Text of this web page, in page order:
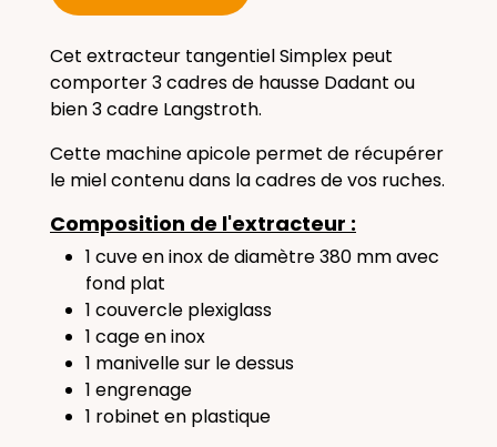
Cet extracteur tangentiel Simplex peut
comporter 3 cadres de hausse Dadant ou
bien 3 cadre Langstroth.
Cette machine apicole permet de récupérer
le miel contenu dans la cadres de vos ruches.
Composition de l'extracteur :
1 cuve en inox de diamètre 380 mm avec
fond plat
1 couvercle plexiglass
1 cage en inox
1 manivelle sur le dessus
1 engrenage
1 robinet en plastique